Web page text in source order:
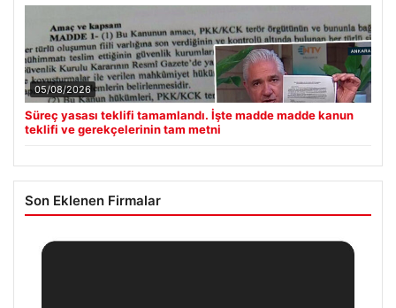
05/08/2026
Süreç yasası teklifi tamamlandı. İşte madde madde kanun
teklifi ve gerekçelerinin tam metni
Son Eklenen Firmalar